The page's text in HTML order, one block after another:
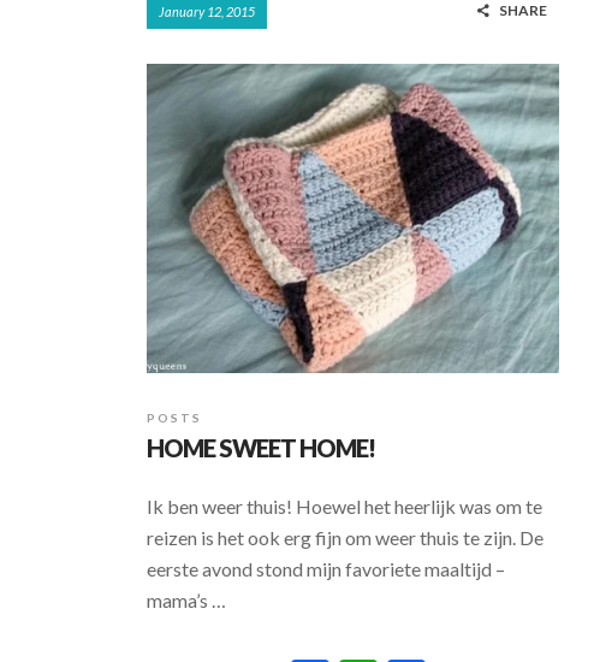
b
o
o
k
s
A
p
p
e
January 12, 2015 SHARE
POSTS
HOME SWEET HOME!
Ik ben weer thuis! Hoewel het heerlijk was om te
reizen is het ook erg fijn om weer thuis te zijn. De
eerste avond stond mijn favoriete maaltijd –
mama’s …